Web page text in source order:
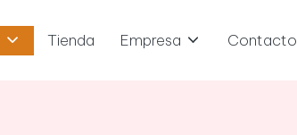
Tienda Empresa Contacto